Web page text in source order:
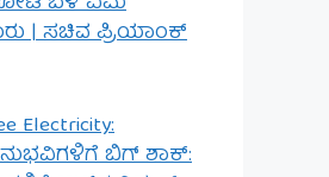
| ಸಚಿವ ಪ್ರಿಯಾಂಕ್
Electricity:
ಬಿಗ್ ಶಾಕ್: